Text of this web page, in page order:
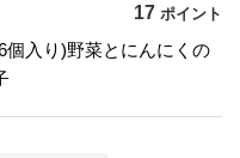
17 ポイント
個入り)野菜とにんにくの